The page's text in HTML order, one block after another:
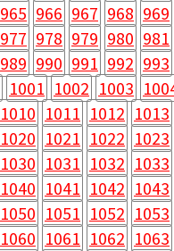
965 966 967 968 969
977 978 979 980 981
989 990 991 992 993
1001 1002 1003
1010 1011 1012 1013
1020 1021 1022 1023
1030 1031 1032 1033
1040 1041 1042 1043
1050 1051 1052 1053
1060 1061 1062 1063